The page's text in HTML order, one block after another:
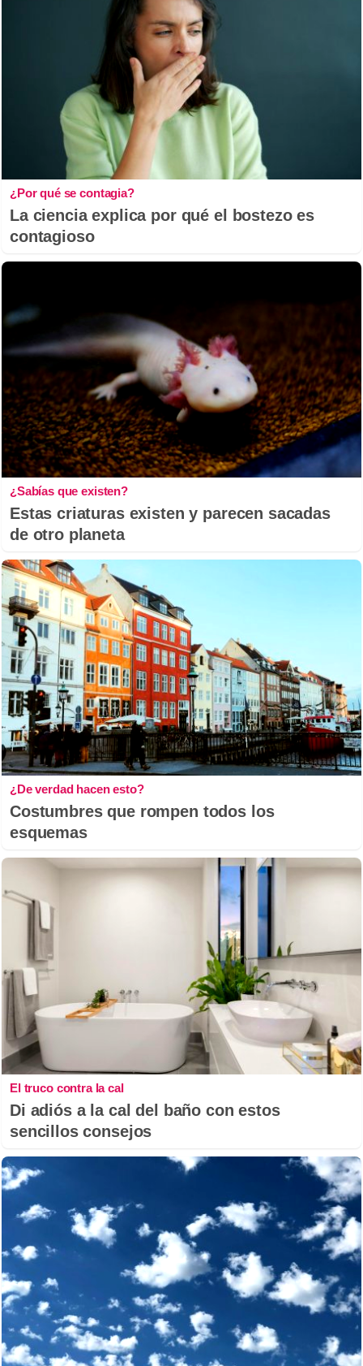
¿Por qué se contagia?
La ciencia explica por qué el bostezo es
contagioso
¿Sabías que existen?
Estas criaturas existen y parecen sacadas
de otro planeta
¿De verdad hacen esto?
Costumbres que rompen todos los
esquemas
El truco contra la cal
Di adiós a la cal del baño con estos
sencillos consejos